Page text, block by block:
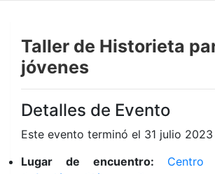
Taller de Historieta
jóvenes
Detalles de Evento
Este evento terminó el 31 julio 2023
Lugar de encuentro:
Centro